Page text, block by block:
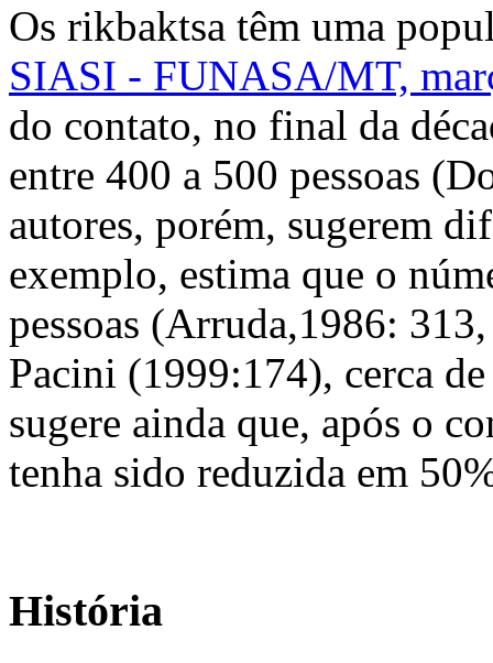
Os rikbaktsa têm uma
SIASI - FUNASA/MT,
do contato, no final da
entre 400 a 500 pessoas
autores, porém, sugerem
exemplo, estima que o
pessoas (Arruda,1986:
Pacini (1999:174), cerca
sugere ainda que, após o
tenha sido reduzida em
História